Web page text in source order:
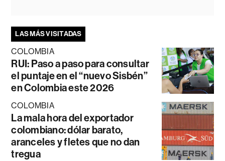
LAS MÁS VISITADAS
COLOMBIA
RUI: Paso a paso para consultar
el puntaje en el “nuevo Sisbén”
en Colombia este 2026
COLOMBIA
La mala hora del exportador
colombiano: dólar barato,
aranceles y fletes que no dan
tregua